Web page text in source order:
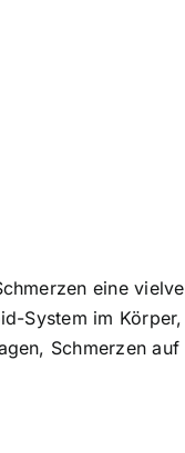
eine
System im
Schmerzen